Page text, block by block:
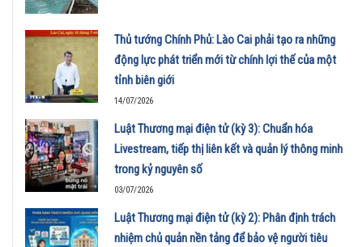
Thủ tướng Chính Phủ: Lào Cai phải tạo ra những
động lực phát triển mới từ chính lợi thế của một
tỉnh biên giới
14/07/2026
Luật Thương mại điện tử (kỳ 3): Chuẩn hóa
Livestream, tiếp thị liên kết và quản lý thông minh
trong kỷ nguyên số
03/07/2026
Luật Thương mại điện tử (kỳ 2): Phân định trách
nhiệm chủ quản nền tảng để bảo vệ người tiêu